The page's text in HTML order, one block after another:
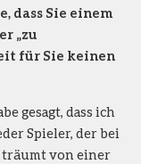
dass Sie einem
„zu
für Sie keinen
gesagt, dass ich
Spieler, der bei
träumt von einer